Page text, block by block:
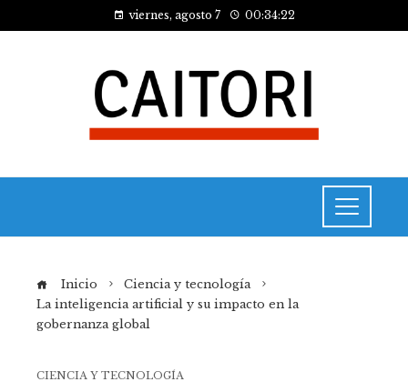
viernes, agosto 7 00:34:22
Inicio
Ciencia y tecnología
La inteligencia artificial y su impacto en la
gobernanza global
CIENCIA Y TECNOLOGÍA